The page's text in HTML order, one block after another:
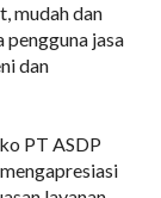
mudah dan
jasa
dan
PT ASDP